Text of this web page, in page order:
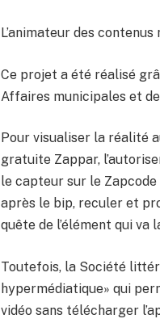
L’animateur des
Ce projet a été réalisé
Affaires municipales et
Pour visualiser la réalité
gratuite Zappar,
le capteur sur le Zapcode
après le bip, reculer et
quête de l’élément qui va
Toutefois, la Société
hypermédiatique» qui
vidéo sans télécharger